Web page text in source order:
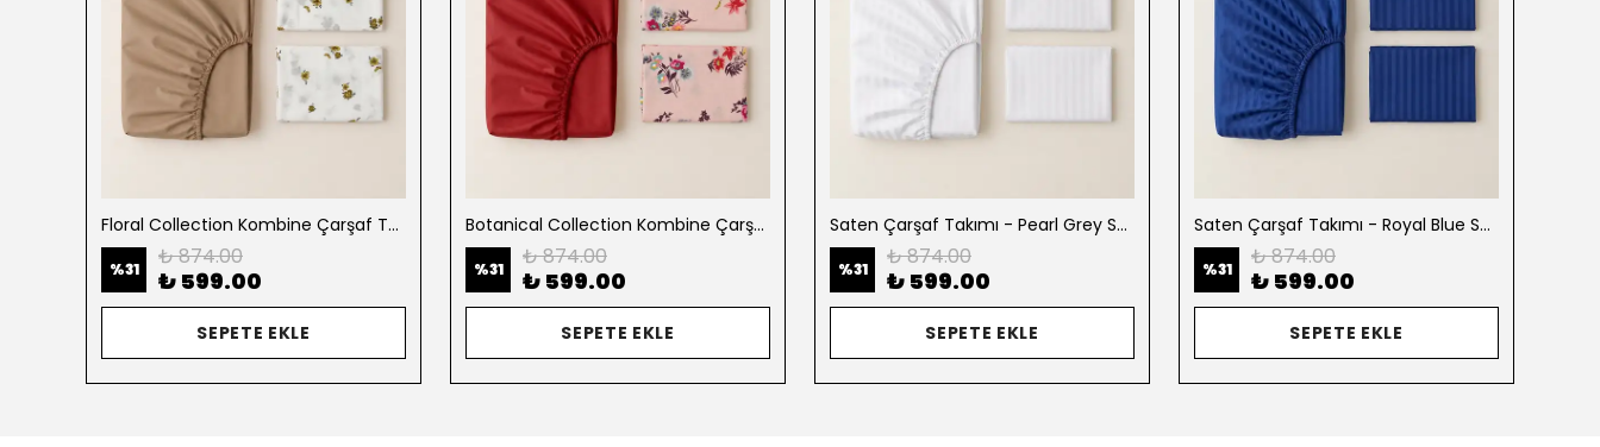
Floral Collection Kombine Çarşaf Takımı
%31 ₺ 874.00
₺ 599.00
SEPETE EKLE
Botanical Collection Kombine Çarşaf Takımı
%31 ₺ 874.00
₺ 599.00
SEPETE EKLE
Saten Çarşaf Takımı - Pearl Grey Saten
%31 ₺ 874.00
₺ 599.00
SEPETE EKLE
Saten Çarşaf Takımı - Royal Blue Saten
%31 ₺ 874.00
₺ 599.00
SEPETE EKLE